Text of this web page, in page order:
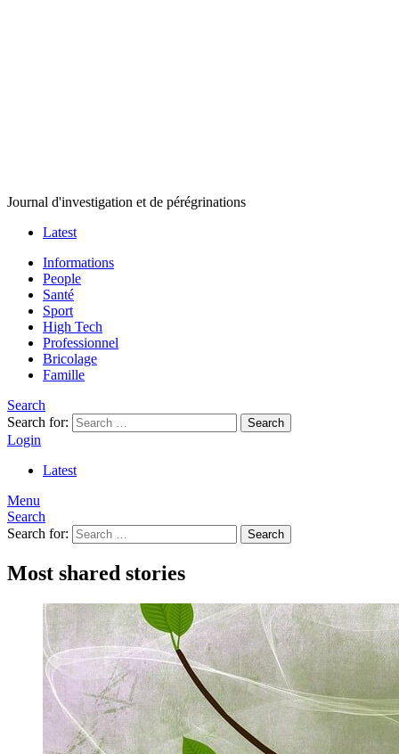
Journal d'investigation et de pérégrinations
Latest
Informations
People
Santé
Sport
High Tech
Professionnel
Bricolage
Famille
Search
Search for:
Search
Login
Latest
Menu
Search
Search for:
Search
Most shared stories